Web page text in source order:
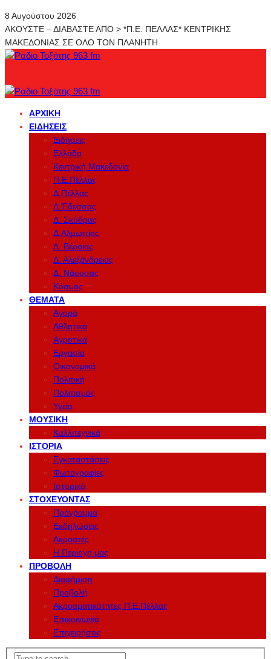
8 Αυγούστου 2026
ΑΚΟΥΣΤΕ – ΔΙΑΒΑΣΤΕ ΑΠΟ > *Π.Ε. ΠΕΛΛΑΣ* ΚΕΝΤΡΙΚΗΣ
ΜΑΚΕΔΟΝΙΑΣ ΣΕ ΟΛΟ ΤΟΝ ΠΛΑΝΗΤΗ
ΑΡΧΙΚΉ
ΕΙΔΉΣΕΙΣ
Ειδήσεις
Ελλάδα
Κεντρική Μακεδονία
Π.Ε.Πέλλας
Δ.Πέλλας
Δ.Έδεσσας
Δ. Σκύδρας
Δ.Αλμωπίας
Δ. Βέροιας
Δ. Αλεξάνδρειας
Δ. Νάουσας
Κόσμος
ΘΈΜΑΤΑ
Αγορά
Αθλητικά
Αγροτικά
Εργασία
Οικονομικά
Πολιτική
Πολιτισμός
Υγεία
ΜΟΥΣΙΚΉ
Καλλιτεχνικά
ΙΣΤΟΡΊΑ
Εγκαταστάσεις
Φωτογραφίες
Ιστορικό
ΣΤΟΧΕΎΟΝΤΑΣ
Πρόγραμμα
Εκδηλώσεις
Ακροατές
Η Περιοχη μας
ΠΡΟΒΟΛΉ
Διαφήμιση
Προβολή
Ακροαματικότητες Π.Ε.Πέλλας
Επικοινωνία
Επιχειρήσεις